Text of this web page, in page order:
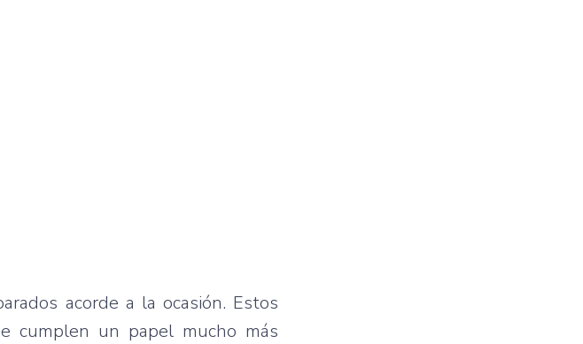
acorde a la ocasión. Estos
cumplen un papel mucho más